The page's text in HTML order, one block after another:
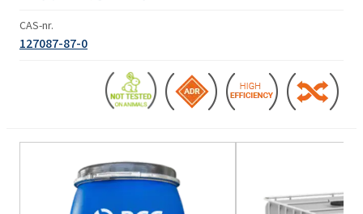
CAS-nr.
127087-87-0